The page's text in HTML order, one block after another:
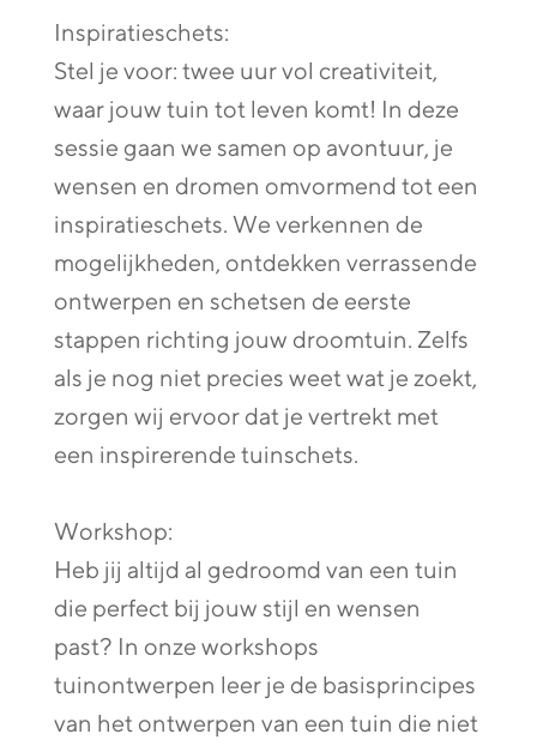
Inspiratieschets:
Stel je voor: twee uur vol creativiteit,
waar jouw tuin tot leven komt! In deze
sessie gaan we samen op avontuur, je
wensen en dromen omvormend tot een
inspiratieschets. We verkennen de
mogelijkheden, ontdekken verrassende
ontwerpen en schetsen de eerste
stappen richting jouw droomtuin. Zelfs
als je nog niet precies weet wat je zoekt,
zorgen wij ervoor dat je vertrekt met
een inspirerende tuinschets.
Workshop:
Heb jij altijd al gedroomd van een tuin
die perfect bij jouw stijl en wensen
past? In onze workshops
tuinontwerpen leer je de basisprincipes
van het ontwerpen van een tuin die niet